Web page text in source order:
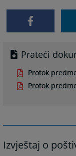
Prateći
Protok
Protok
Izvještaj o